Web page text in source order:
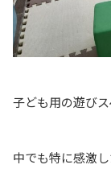
子ども用の遊びス
中でも特に感激し